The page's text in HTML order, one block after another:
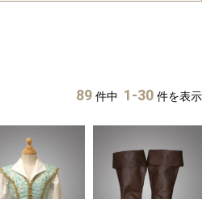
89 件中 1-30 件を表示